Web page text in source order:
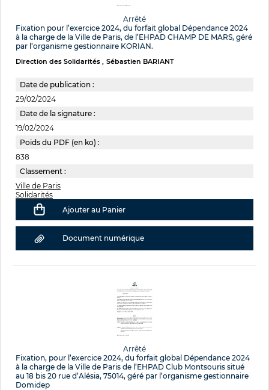
Arrêté
Fixation pour l’exercice 2024, du forfait global Dépendance 2024
à la charge de la Ville de Paris, de l’EHPAD CHAMP DE MARS, géré
par l’organisme gestionnaire KORIAN.
Direction des Solidarités Sébastien BARIANT
Date de publication :
29/02/2024
Date de la signature :
19/02/2024
Poids du PDF (en ko) :
838
Classement :
Ville de Paris
Solidarités
Ajouter au Panier
Document numérique
Arrêté
Fixation, pour l’exercice 2024, du forfait global Dépendance 2024
à la charge de la Ville de Paris de l’EHPAD Club Montsouris situé
au 18 bis 20 rue d’Alésia, 75014, géré par l’organisme gestionnaire
Domidep